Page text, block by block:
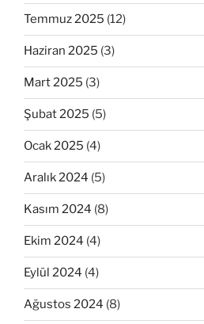
Temmuz 2025 (12)
Haziran 2025 (3)
Mart 2025 (3)
Şubat 2025 (5)
Ocak 2025 (4)
Aralık 2024 (5)
Kasım 2024 (8)
Ekim 2024 (4)
Eylül 2024 (4)
Ağustos 2024 (8)